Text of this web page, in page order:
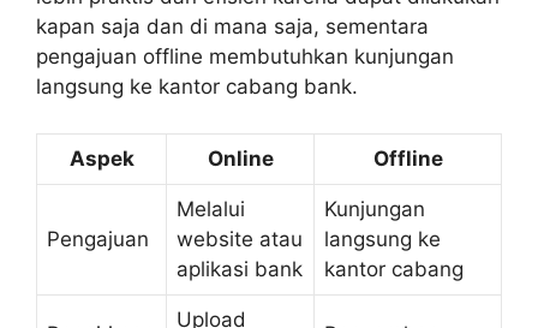
kapan saja dan di mana saja, sementara
pengajuan offline membutuhkan kunjungan
langsung ke kantor cabang bank.
Aspek Online Offline
Pengajuan
Melalui
website atau
aplikasi bank
Kunjungan
langsung ke
kantor cabang
Upload